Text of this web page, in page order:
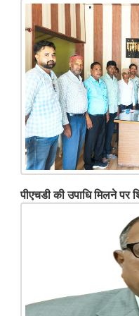
पीएचडी की उपाधि मिलने पर